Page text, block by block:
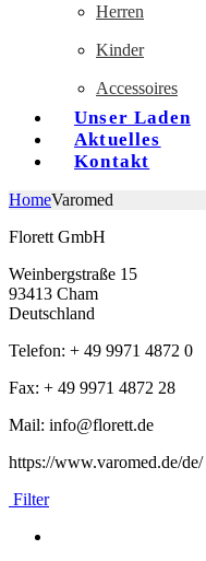
Herren
Kinder
Accessoires
Unser Laden
Aktuelles
Kontakt
HomeVaromed
Florett GmbH
Weinbergstraße 15
93413 Cham
Deutschland
Telefon: + 49 9971 4872 0
Fax: + 49 9971 4872 28
Mail: info@florett.de
https://www.varomed.de/de/
Filter